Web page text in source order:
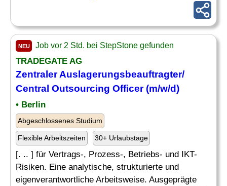
NEU Job vor 2 Std. bei StepStone gefunden
TRADEGATE AG
Zentraler Auslagerungsbeauftragter/
Central Outsourcing Officer (m/w/d)
• Berlin
Abgeschlossenes Studium
Flexible Arbeitszeiten 30+ Urlaubstage
[. .. ] für Vertrags-, Prozess-, Betriebs- und IKT-
Risiken. Eine analytische, strukturierte und
eigenverantwortliche Arbeitsweise. Ausgeprägte